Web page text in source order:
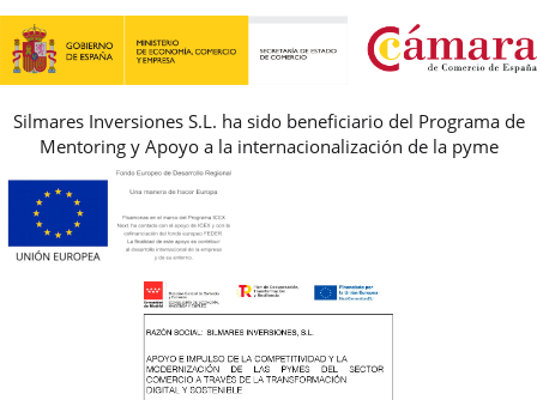
REBAJAS
Silmares Inversiones S.L. ha sido beneficiario del Programa de
Mentoring y Apoyo a la internacionalización de la pyme